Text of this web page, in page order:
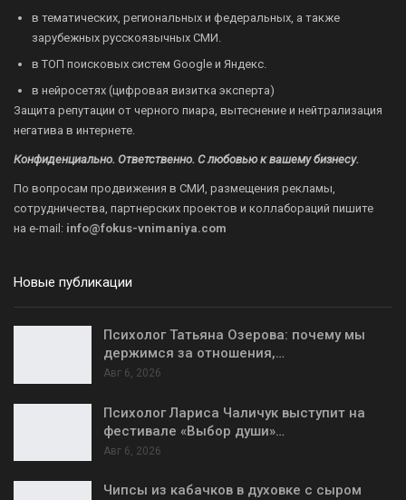
в тематических, региональных и федеральных, а также
зарубежных русскоязычных СМИ.
в ТОП поисковых систем Google и Яндекс.
в нейросетях (цифровая визитка эксперта)
Защита репутации от черного пиара, вытеснение и нейтрализация
негатива в интернете.
Конфиденциально. Ответственно. С любовью к вашему бизнесу.
По вопросам продвижения в СМИ, размещения рекламы,
сотрудничества, партнерских проектов и коллабораций пишите
на e-mail: info@fokus-vnimaniya.com
Новые публикации
Психолог Татьяна Озерова: почему мы
держимся за отношения,…
Авг 6, 2026
Психолог Лариса Чаличук выступит на
фестивале «Выбор души»…
Авг 6, 2026
Чипсы из кабачков в духовке с сыром